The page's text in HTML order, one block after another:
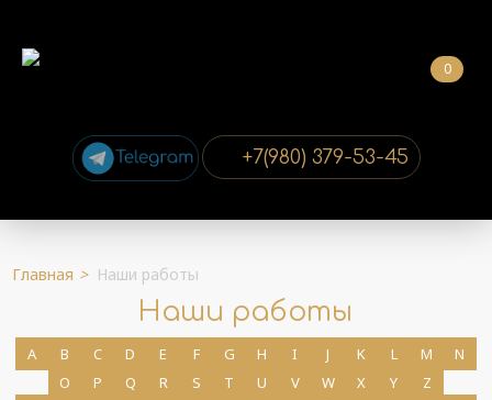
0
+7(980) 379-53-45
Главная > Наши работы
Наши работы
A B C D E F G H I J K L M
N
O
P Q R S T U V W X Y
Z